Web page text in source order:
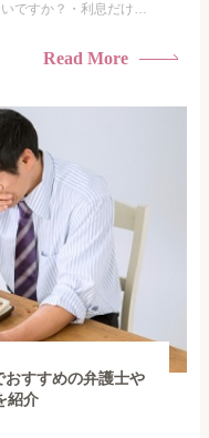
ですか？・利息だけを
立てで憂鬱になる。・
Read More
すすめの弁護士や
紹介